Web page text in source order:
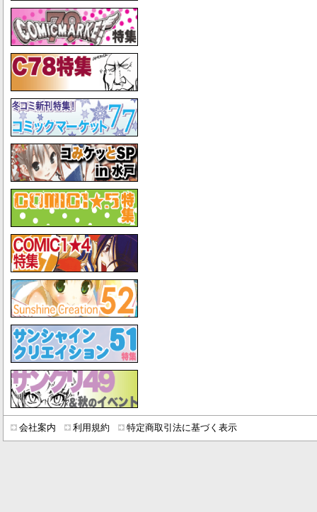
会社案内 利用規約 特定商取引法に基づく表示